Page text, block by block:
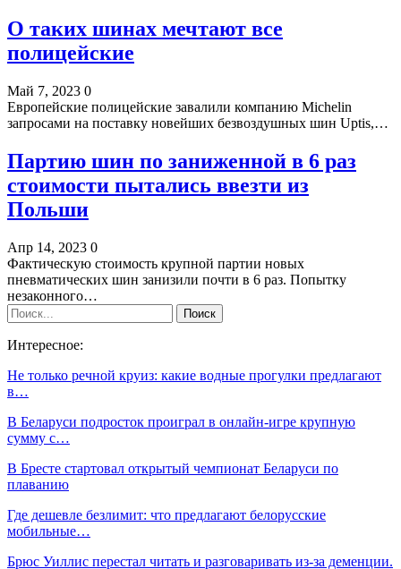
О таких шинах мечтают все
полицейские
Май 7, 2023 0
Европейские полицейские завалили компанию Michelin
запросами на поставку новейших безвоздушных шин Uptis,…
Партию шин по заниженной в 6 раз
стоимости пытались ввезти из
Польши
Апр 14, 2023 0
Фактическую стоимость крупной партии новых
пневматических шин занизили почти в 6 раз. Попытку
незаконного…
Интересное:
Не только речной круиз: какие водные прогулки предлагают
в…
В Беларуси подросток проиграл в онлайн-игре крупную
сумму с…
В Бресте стартовал открытый чемпионат Беларуси по
плаванию
Где дешевле безлимит: что предлагают белорусские
мобильные…
Брюс Уиллис перестал читать и разговаривать из-за деменции.